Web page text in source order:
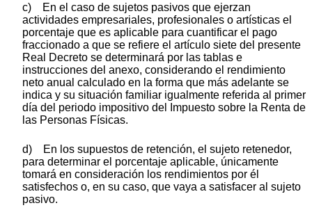
c) En el caso de sujetos pasivos que ejerzan
actividades empresariales, profesionales o artísticas el
porcentaje que es aplicable para cuantificar el pago
fraccionado a que se refiere el artículo siete del presente
Real Decreto se determinará por las tablas e
instrucciones del anexo, considerando el rendimiento
neto anual calculado en la forma que más adelante se
indica y su situación familiar igualmente referida al primer
día del periodo impositivo del Impuesto sobre la Renta de
las Personas Físicas.
d) En los supuestos de retención, el sujeto retenedor,
para determinar el porcentaje aplicable, únicamente
tomará en consideración los rendimientos por él
satisfechos o, en su caso, que vaya a satisfacer al sujeto
pasivo.